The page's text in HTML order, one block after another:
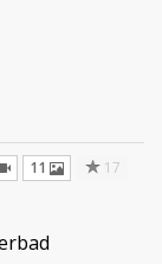
11 17